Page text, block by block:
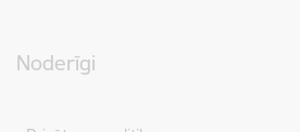
Noderīgi